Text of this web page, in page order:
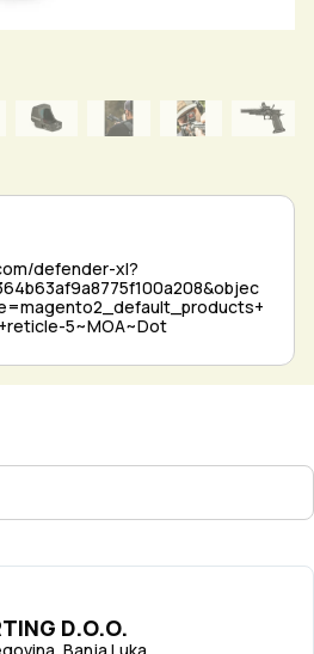
defender-xl?
5~MOA~Dot
D.O.O.
Banja Luka